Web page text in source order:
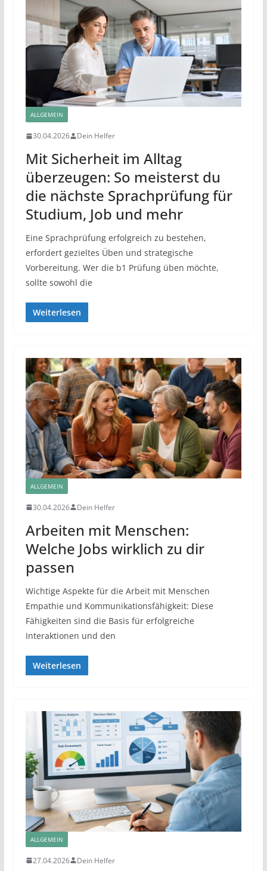
ALLGEMEIN
30.04.2026 Dein Helfer
Mit Sicherheit im Alltag
überzeugen: So meisterst du
die nächste Sprachprüfung für
Studium, Job und mehr
Eine Sprachprüfung erfolgreich zu bestehen,
erfordert gezieltes Üben und strategische
Vorbereitung. Wer die b1 Prüfung üben möchte,
sollte sowohl die
Weiterlesen
ALLGEMEIN
30.04.2026 Dein Helfer
Arbeiten mit Menschen:
Welche Jobs wirklich zu dir
passen
Wichtige Aspekte für die Arbeit mit Menschen
Empathie und Kommunikationsfähigkeit: Diese
Fähigkeiten sind die Basis für erfolgreiche
Interaktionen und den
Weiterlesen
ALLGEMEIN
27.04.2026 Dein Helfer